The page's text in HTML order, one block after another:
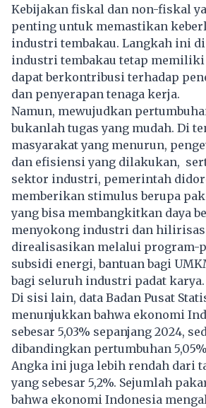
Kebijakan fiskal dan non-fiskal
penting untuk memastikan
industri tembakau. Langkah ini
industri tembakau tetap memiliki
dapat berkontribusi terhadap
dan penyerapan tenaga kerja.
Namun, mewujudkan
bukanlah tugas yang mudah. Di
masyarakat yang menurun,
dan efisiensi yang dilakukan,
sektor industri, pemerintah
memberikan stimulus berupa
yang bisa membangkitkan daya
menyokong industri dan
direalisasikan melalui program-
subsidi energi, bantuan bagi
bagi seluruh industri padat karya.
Di sisi lain, data Badan Pusat
menunjukkan bahwa ekonomi
sebesar 5,03% sepanjang 2024,
dibandingkan pertumbuhan 5,05%
Angka ini juga lebih rendah dari
yang sebesar 5,2%. Sejumlah
bahwa ekonomi Indonesia